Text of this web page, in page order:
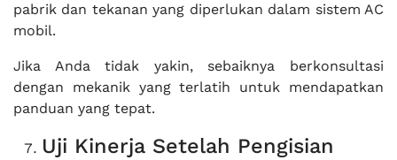
pabrik dan tekanan yang diperlukan dalam sistem AC
mobil.
Jika Anda tidak yakin, sebaiknya berkonsultasi
dengan mekanik yang terlatih untuk mendapatkan
panduan yang tepat.
Uji Kinerja Setelah Pengisian